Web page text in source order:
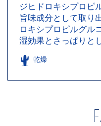
ジヒドロキシプロピ
旨味成分として取り
ロキシプロピルグル
湿効果とさっぱりと
乾燥